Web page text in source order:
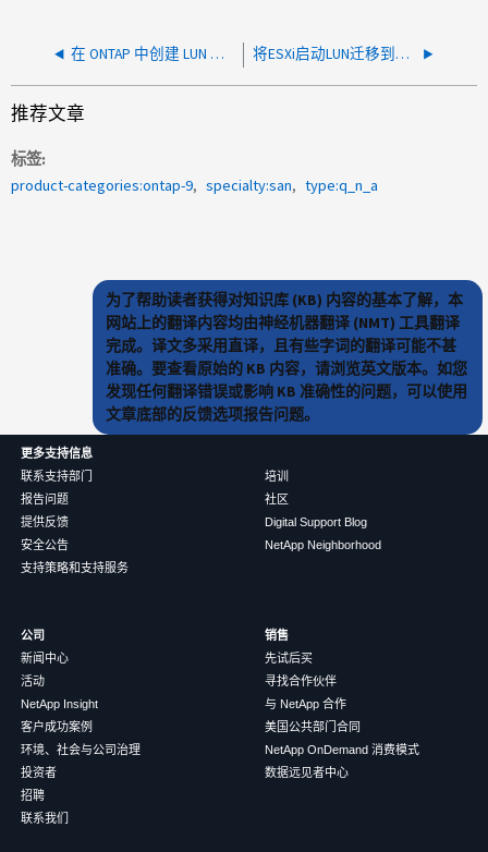
在 ONTAP 中创建 LUN 时，相对于 LUN 大小，建议的卷大小是多少？ 将ESXi启动LUN迁移到新集群的最佳方式是什么
推荐文章
标签
product-categories:ontap-9
specialty:san type:q_n_a
为了帮助读者获得对知识库 (KB) 内容的基本了解，本
网站上的翻译内容均由神经机器翻译 (NMT) 工具翻译
完成。译文多采用直译，且有些字词的翻译可能不甚
准确。要查看原始的 KB 内容，请浏览英文版本。如您
发现任何翻译错误或影响 KB 准确性的问题，可以使用
文章底部的反馈选项报告问题。
更多支持信息
联系支持部门
报告问题
提供反馈
安全公告
支持策略和支持服务
培训
社区
Digital Support Blog
NetApp Neighborhood
公司
新闻中心
活动
NetApp Insight
客户成功案例
环境、社会与公司治理
投资者
招聘
联系我们
销售
先试后买
寻找合作伙伴
与 NetApp 合作
美国公共部门合同
NetApp OnDemand 消费模式
数据远见者中心